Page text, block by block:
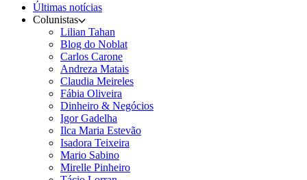
Últimas notícias
Colunistas
Lilian Tahan
Blog do Noblat
Carlos Carone
Andreza Matais
Claudia Meireles
Fábia Oliveira
Dinheiro & Negócios
Igor Gadelha
Ilca Maria Estevão
Isadora Teixeira
Mario Sabino
Mirelle Pinheiro